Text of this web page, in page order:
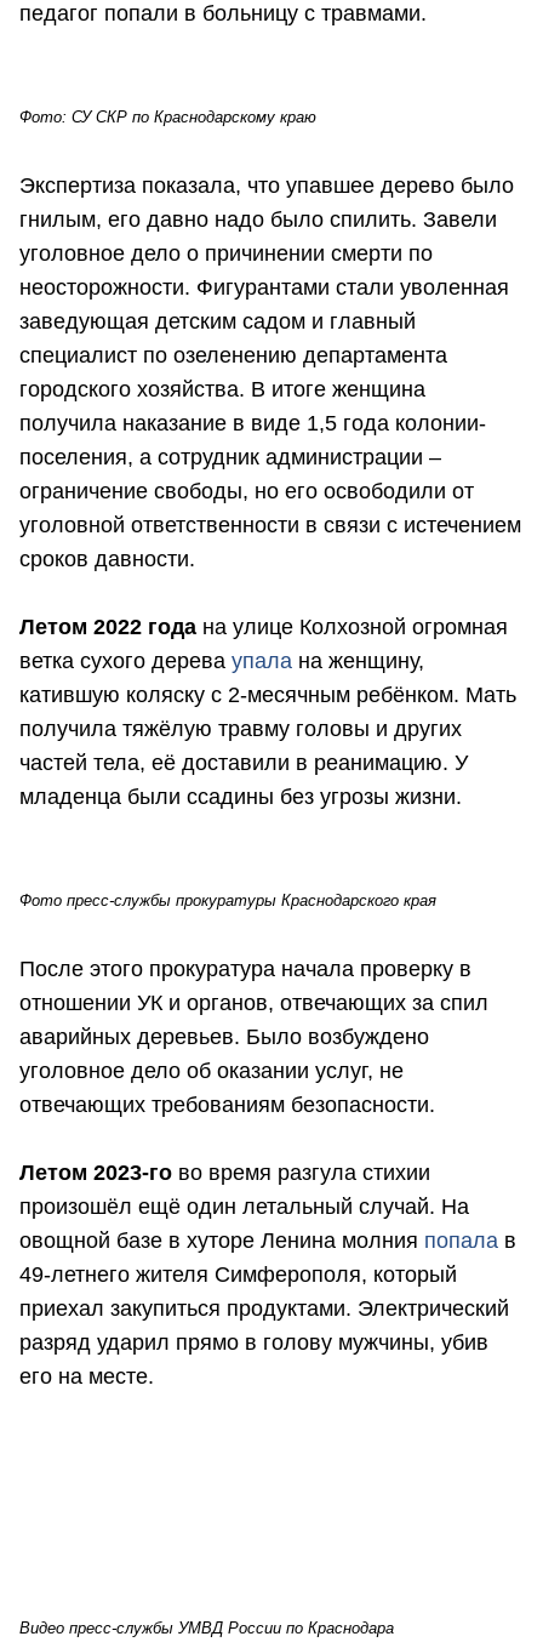
педагог попали в больницу с травмами.
Фото: СУ СКР по Краснодарскому краю
Экспертиза показала, что упавшее дерево было
гнилым, его давно надо было спилить. Завели
уголовное дело о причинении смерти по
неосторожности. Фигурантами стали уволенная
заведующая детским садом и главный
специалист по озеленению департамента
городского хозяйства. В итоге женщина
получила наказание в виде 1,5 года колонии-
поселения, а сотрудник администрации –
ограничение свободы, но его освободили от
уголовной ответственности в связи с истечением
сроков давности.
Летом 2022 года на улице Колхозной огромная
ветка сухого дерева упала на женщину,
катившую коляску с 2-месячным ребёнком. Мать
получила тяжёлую травму головы и других
частей тела, её доставили в реанимацию. У
младенца были ссадины без угрозы жизни.
Фото пресс-службы прокуратуры Краснодарского края
После этого прокуратура начала проверку в
отношении УК и органов, отвечающих за спил
аварийных деревьев. Было возбуждено
уголовное дело об оказании услуг, не
отвечающих требованиям безопасности.
Летом 2023-го во время разгула стихии
произошёл ещё один летальный случай. На
овощной базе в хуторе Ленина молния попала в
49-летнего жителя Симферополя, который
приехал закупиться продуктами. Электрический
разряд ударил прямо в голову мужчины, убив
его на месте.
Видео пресс-службы УМВД России по Краснодара